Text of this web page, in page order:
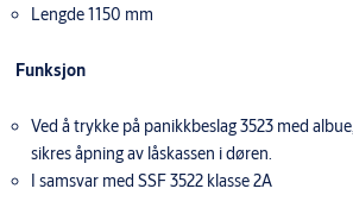
Lengde 1150 mm
Funksjon
Ved å trykke på panikkbeslag 3523 med
sikres åpning av låskassen i døren.
I samsvar med SSF 3522 klasse 2A